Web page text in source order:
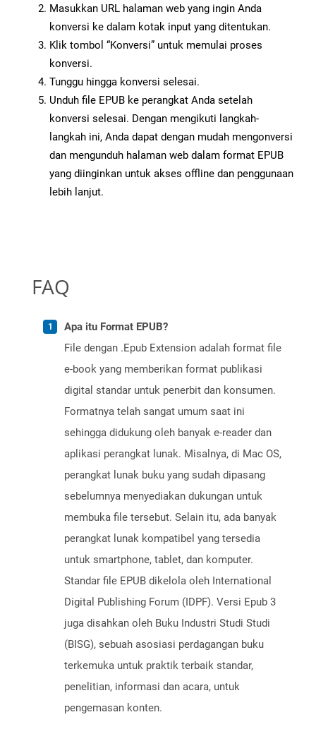
Masukkan URL halaman web yang ingin Anda
konversi ke dalam kotak input yang ditentukan.
Klik tombol “Konversi” untuk memulai proses
konversi.
Tunggu hingga konversi selesai.
Unduh file EPUB ke perangkat Anda setelah
konversi selesai. Dengan mengikuti langkah-
langkah ini, Anda dapat dengan mudah mengonversi
dan mengunduh halaman web dalam format EPUB
yang diinginkan untuk akses offline dan penggunaan
lebih lanjut.
FAQ
Apa itu Format EPUB?
File dengan .Epub Extension adalah format file
e-book yang memberikan format publikasi
digital standar untuk penerbit dan konsumen.
Formatnya telah sangat umum saat ini
sehingga didukung oleh banyak e-reader dan
aplikasi perangkat lunak. Misalnya, di Mac OS,
perangkat lunak buku yang sudah dipasang
sebelumnya menyediakan dukungan untuk
membuka file tersebut. Selain itu, ada banyak
perangkat lunak kompatibel yang tersedia
untuk smartphone, tablet, dan komputer.
Standar file EPUB dikelola oleh International
Digital Publishing Forum (IDPF). Versi Epub 3
juga disahkan oleh Buku Industri Studi Studi
(BISG), sebuah asosiasi perdagangan buku
terkemuka untuk praktik terbaik standar,
penelitian, informasi dan acara, untuk
pengemasan konten.